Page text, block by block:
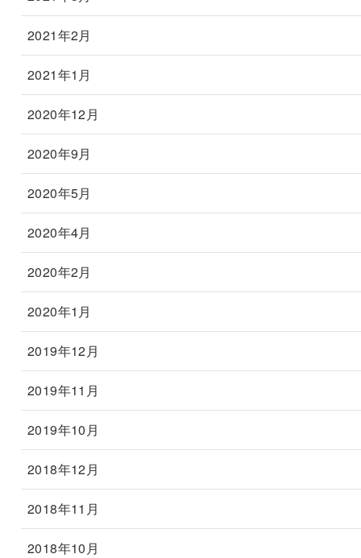
2021年2月
2021年1月
2020年12月
2020年9月
2020年5月
2020年4月
2020年2月
2020年1月
2019年12月
2019年11月
2019年10月
2018年12月
2018年11月
2018年10月